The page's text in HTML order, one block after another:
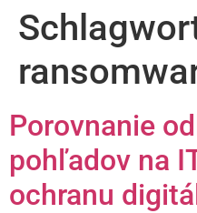
Porovnanie
pohľadov na
ochranu